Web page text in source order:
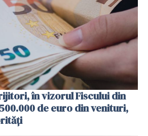
în vizorul Fiscului din
de euro din venituri,